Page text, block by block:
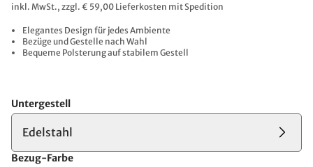
inkl. MwSt., zzgl. € 59,00 Lieferkosten mit Spedition
Elegantes Design für jedes Ambiente
Bezüge und Gestelle nach Wahl
Bequeme Polsterung auf stabilem Gestell
Untergestell
Edelstahl
Bezug-Farbe